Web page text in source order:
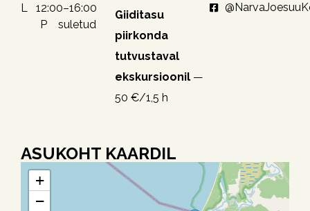
L 12:00–16:00
P suletud
Giiditasu
piirkonda
tutvustaval
ekskursioonil —
50 €/1,5 h
ASUKOHT KAARDIL
+
−